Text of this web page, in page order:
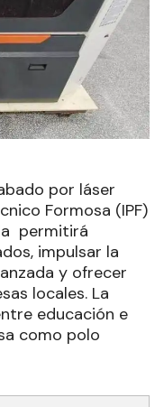
por láser
Formosa (IPF)
permitirá
impulsar la
y ofrecer
locales. La
educación e
como polo